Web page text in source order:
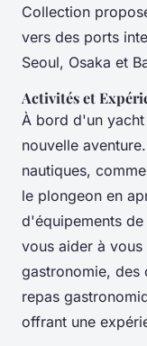
Collection
vers des ports
Seoul, Osaka et
Activités et
À bord d'un
nouvelle
nautiques,
le plongeon en
d'équipements
vous aider à
gastronomie, des
repas
offrant une